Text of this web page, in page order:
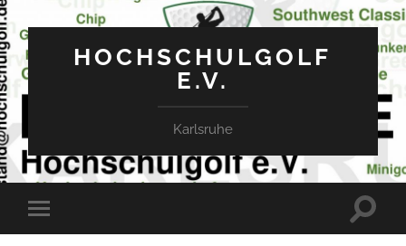
HOCHSCHULGOLF
E.V.
Karlsruhe
Mobile-
Menü